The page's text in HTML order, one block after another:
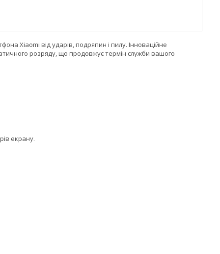
Xiaomi від ударів, подряпин і пилу. Інноваційне
розряду, що продовжує термін служби вашого
екрану.